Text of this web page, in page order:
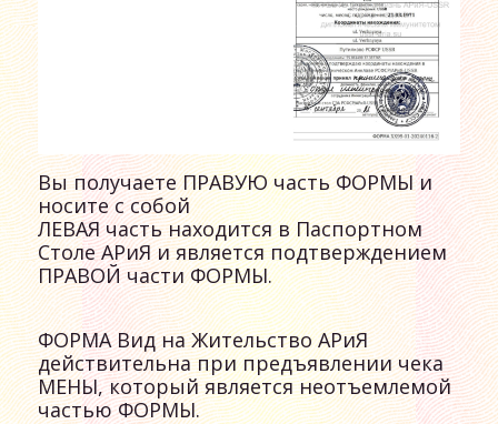
Вы получаете ПРАВУЮ часть ФОРМЫ и
носите с собой
ЛЕВАЯ часть находится в Паспортном
Столе АРиЯ и является подтверждением
ПРАВОЙ части ФОРМЫ.
ФОРМА Вид на Жительство АРиЯ
действительна при предъявлении чека
МЕНЫ, который является неотъемлемой
частью ФОРМЫ.